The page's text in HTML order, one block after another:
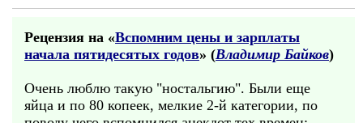
Рецензия на «Вспомним цены и зарплаты
начала пятидесятых годов» (Владимир Байков)
Очень люблю такую "ностальгию". Были еще
яйца и по 80 копеек, мелкие 2-й категории, по